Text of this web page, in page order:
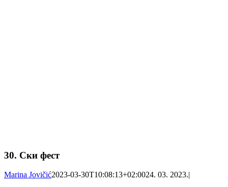
30. Ски фест
Marina Jovičić2023-03-30T10:08:13+02:0024. 03. 2023.|